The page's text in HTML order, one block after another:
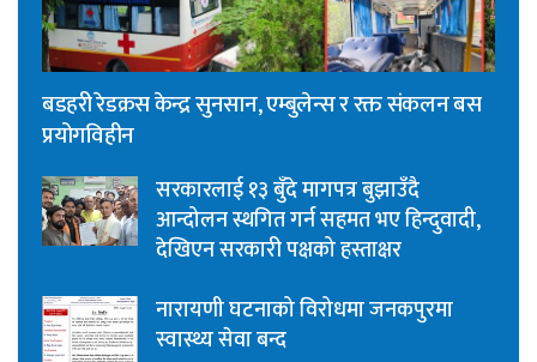
बडहरी रेडक्रस केन्द्र सुनसान, एम्बुलेन्स र रक्त संकलन बस
प्रयोगविहीन
सरकारलाई १३ बुँदे मागपत्र बुझाउँदै
आन्दोलन स्थगित गर्न सहमत भए हिन्दुवादी,
देखिएन सरकारी पक्षको हस्ताक्षर
नारायणी घटनाको विरोधमा जनकपुरमा
स्वास्थ्य सेवा बन्द